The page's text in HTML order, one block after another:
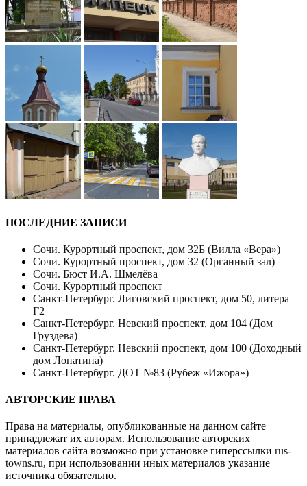
ПОСЛЕДНИЕ ЗАПИСИ
Сочи. Курортный проспект, дом 32Б (Вилла «Вера»)
Сочи. Курортный проспект, дом 32 (Органный зал)
Сочи. Бюст И.А. Шмелёва
Сочи. Курортный проспект
Санкт-Петербург. Лиговский проспект, дом 50, литера
Г2
Санкт-Петербург. Невский проспект, дом 104 (Дом
Груздева)
Санкт-Петербург. Невский проспект, дом 100 (Доходный
дом Лопатина)
Санкт-Петербург. ДОТ №83 (Рубеж «Ижора»)
АВТОРСКИЕ ПРАВА
Права на материалы, опубликованные на данном сайте
принадлежат их авторам. Использование авторских
материалов сайта возможно при установке гиперссылки rus-
towns.ru, при использовании иных материалов указание
источника обязательно.